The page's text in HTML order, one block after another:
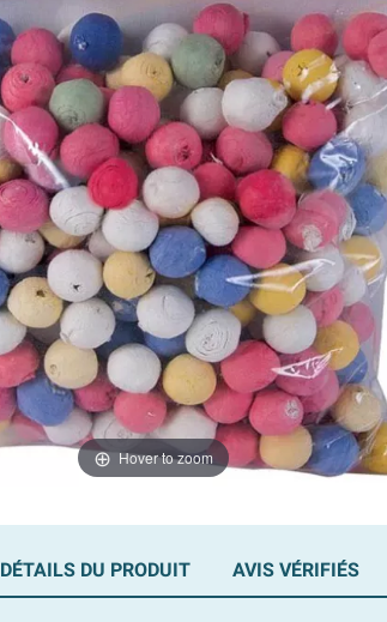
Hover to zoom
DÉTAILS DU PRODUIT AVIS VÉRIFIÉS